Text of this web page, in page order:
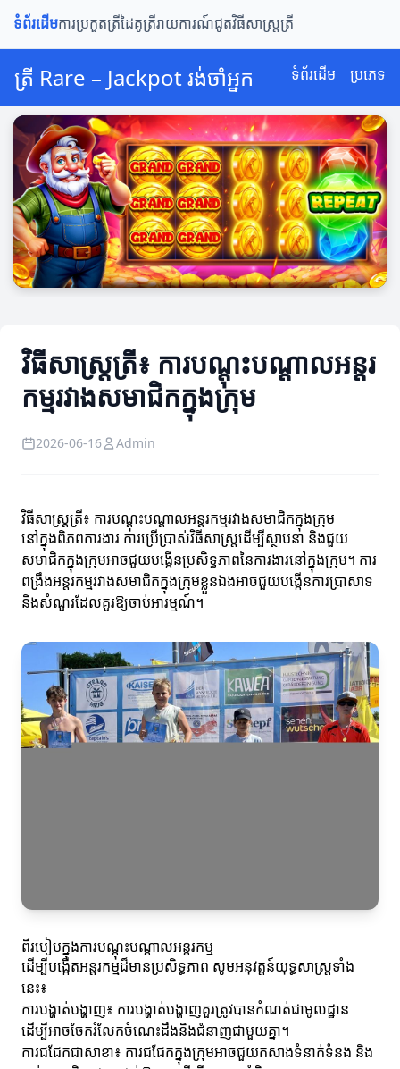
ទំព័រដើមការប្រកួតត្រីដៃគូត្រីរាយការណ៍ជូតវិធីសាស្ត្រត្រី
ត្រី Rare – Jackpot រង់ចាំអ្នក ទំព័រដើម ប្រភេទ
វិធីសាស្ត្រត្រី៖ ការបណ្ដុះបណ្ដាលអន្ដរ
កម្មរវាងសមាជិកក្នុងក្រុម
2026-06-16 Admin
វិធីសាស្ត្រត្រី៖ ការបណ្ដុះបណ្ដាលអន្ដរកម្មរវាងសមាជិកក្នុងក្រុម
នៅក្នុងពិភពការងារ ការប្រើប្រាស់វិធីសាស្ត្រដើម្បីស្ថាបនា និងជួយ
សមាជិកក្នុងក្រុមអាចជួយបង្កើនប្រសិទ្ធភាពនៃការងារនៅក្នុងក្រុម។ ការ
ពង្រឹងអន្ដរកម្មរវាងសមាជិកក្នុងក្រុមខ្លួនឯងអាចជួយបង្កើនការប្រាសាទ
និងសំណួរដែលគួរឱ្យចាប់អារម្មណ៍។
ពីរបៀបក្នុងការបណ្ដុះបណ្ដាលអន្ដរកម្ម
ដើម្បីបង្កើតអន្ដរកម្មដ៏មានប្រសិទ្ធភាព សូមអនុវត្តន៍យុទ្ធសាស្ត្រទាំង
នេះ៖
ការបង្ហាត់បង្ហាញ៖ ការបង្ហាត់បង្ហាញគួរត្រូវបានកំណត់ជាមូលដ្ឋាន
ដើម្បីអាចចែករំលែកចំណេះដឹងនិងជំនាញជាមួយគ្នា។
ការជជែកជាសាខា៖ ការជជែកក្នុងក្រុមអាចជួយកសាងទំនាក់ទំនង និង